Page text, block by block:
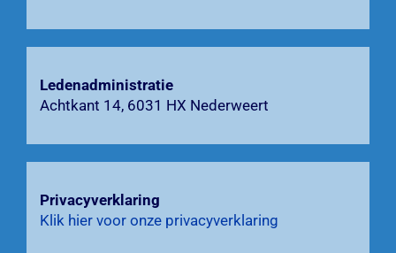
Ledenadministratie
Achtkant 14, 6031 HX Nederweert
Privacyverklaring
Klik hier voor onze privacyverklaring